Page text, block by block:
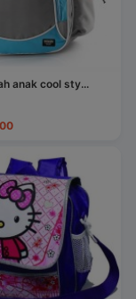
anak cool sty...